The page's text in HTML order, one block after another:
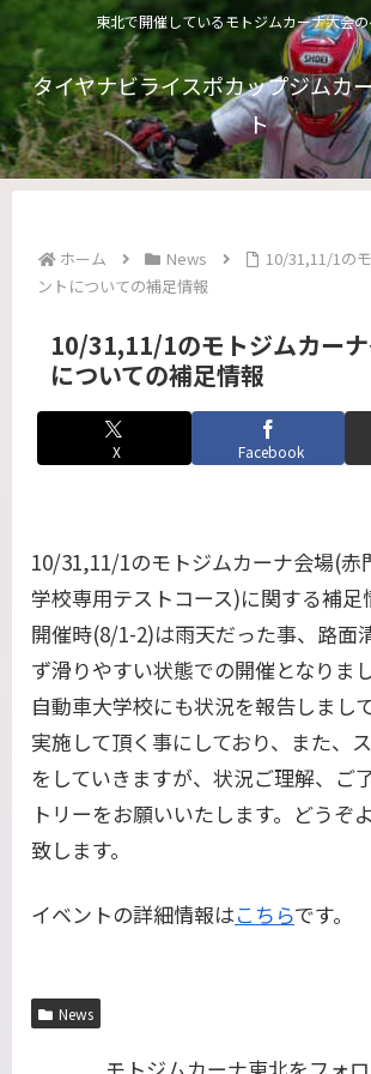
東北で開催しているモトジムカーナ大会
タイヤナビライスポカップジムカ
ト
ホーム News
10/31,11/1の
ントについての補足情報
10/31,11/1のモトジムカー
についての補足情報
X Facebook
10/31,11/1のモトジムカーナ会場(赤
学校専用テストコース)に関する補足
開催時(8/1-2)は雨天だった事、路面
ず滑りやすい状態での開催となりま
自動車大学校にも状況を報告しまし
実施して頂く事にしており、また、
をしていきますが、状況ご理解、ご
トリーをお願いいたします。どうぞ
致します。
イベントの詳細情報はこちらです。
News